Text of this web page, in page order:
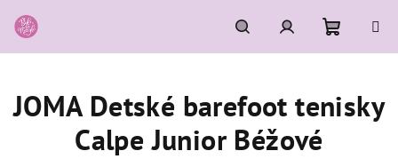
na
obsah
HľadaťPrihlásenie
košík
JOMA Detské barefoot tenisky
Calpe Junior Béžové